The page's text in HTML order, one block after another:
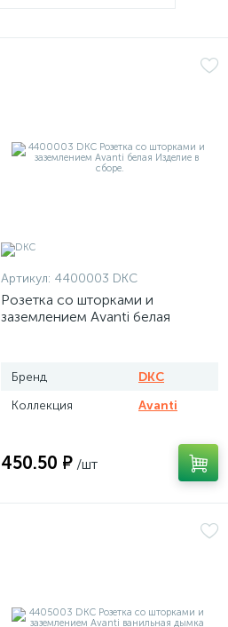
Артикул: 4400003 DKC
Розетка со шторками и
заземлением Avanti белая
Бренд
DKC
Коллекция
Avanti
450.50 ₽ /шт